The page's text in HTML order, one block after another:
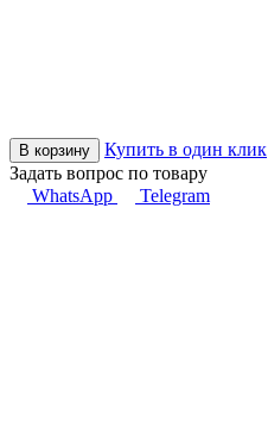
В корзину
Купить в один клик
Задать вопрос по товару
WhatsApp
Telegram